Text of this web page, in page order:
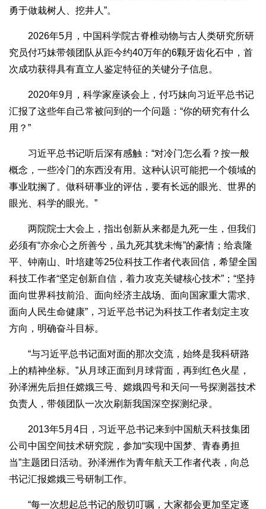
勇于做栽树人、挖井人”。
2026年5月，中国科学院古脊椎动物与古人类研究所研
究员付巧妹带领团队从距今约40万年的6颗牙齿化石中，首
次成功获得具有直立人鉴定特征的关键分子信息。
2020年9月，科学家座谈会上，付巧妹向习近平总书记
汇报了这些年自己常被问到的一个问题：“你的研究有什么
用？”
习近平总书记听后深有感触：“对冷门怎么看？按一般
概念，一些冷门的东西没有用。这种认识可能把一个领域的
事业耽搁了。做科研事业的评估，要有长远的眼光、世界的
眼光、科学的眼光。”
两院院士大会上，指出创新从来都是九死一生，但我们
必须有“亦余心之所善兮，虽九死其犹未悔”的豪情；给袁隆
平、钟南山、叶培建等25位科技工作者代表回信，希望全国
科技工作者“坚定创新自信，着力攻克关键核心技术”；“坚持
面向世界科技前沿、面向经济主战场、面向国家重大需求、
面向人民生命健康”，习近平总书记为科技工作者划定主攻
方向，明确奋斗目标。
“与习近平总书记面对面的那次交流，始终是我科研路
上的精神坐标。”从月球正面到月球背面，再到红色火星，
孙泽洲先后担任嫦娥三号、嫦娥四号和天问一号探测器技术
负责人，带领团队一次次刷新我国深空探测纪录。
2013年5月4日，习近平总书记来到中国航天科技集团
公司中国空间技术研究院，参加“实现中国梦、青春勇担
当”主题团日活动。孙泽洲作为青年航天工作者代表，向总
书记汇报嫦娥三号研制工作。
“每一次想起总书记的殷切叮嘱，大家都会更加坚定逐